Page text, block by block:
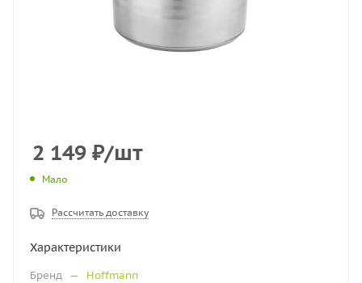
2 149 ₽/шт
Мало
Рассчитать доставку
Характеристики
Бренд —
Hoffmann